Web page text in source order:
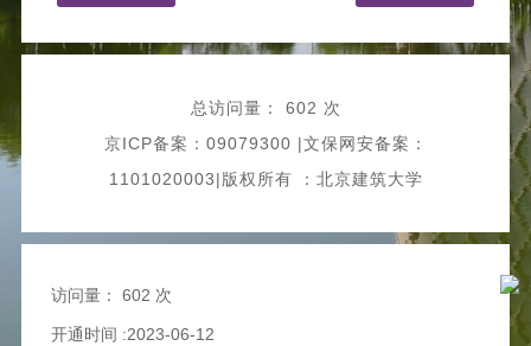
总访问量： 602 次
京ICP备案：09079300 |文保网安备案：
1101020003|版权所有 ：北京建筑大学
访问量： 602 次
开通时间 :2023-06-12